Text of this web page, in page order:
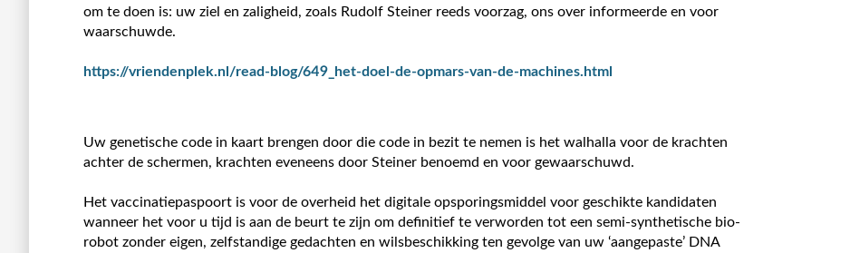
om te doen is: uw ziel en zaligheid, zoals Rudolf Steiner reeds voorzag, ons over informeerde en voor
waarschuwde.
https://vriendenplek.nl/read-blog/649_het-doel-de-opmars-van-de-machines.html
Uw genetische code in kaart brengen door die code in bezit te nemen is het walhalla voor de krachten
achter de schermen, krachten eveneens door Steiner benoemd en voor gewaarschuwd.
Het vaccinatiepaspoort is voor de overheid het digitale opsporingsmiddel voor geschikte kandidaten
wanneer het voor u tijd is aan de beurt te zijn om definitief te verworden tot een semi-synthetische bio-
robot zonder eigen, zelfstandige gedachten en wilsbeschikking ten gevolge van uw ‘aangepaste’ DNA